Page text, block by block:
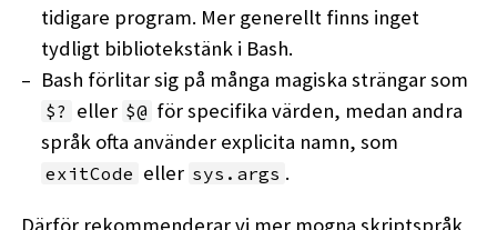
tidigare program. Mer generellt finns inget
tydligt bibliotekstänk i Bash.
Bash förlitar sig på många magiska strängar som
$? eller $@ för specifika värden, medan andra
språk ofta använder explicita namn, som
exitCode eller sys.args .
Därför rekommenderar vi mer mogna skriptspråk